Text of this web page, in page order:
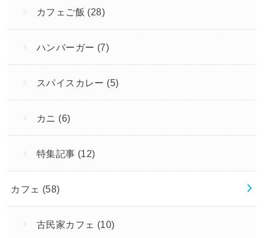
カフェご飯 (28)
ハンバーガー (7)
スパイスカレー (5)
カニ (6)
特集記事 (12)
カフェ (58)
古民家カフェ (10)